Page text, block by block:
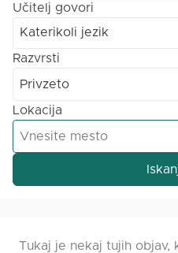
Učitelj govori
Katerikoli jezik
Razvrsti
Privzeto
Lokacija
Tukaj je nekaj tujih objav,